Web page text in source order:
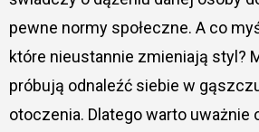
pewne normy społeczne. A co
które nieustannie zmieniają styl?
próbują odnaleźć siebie w
otoczenia. Dlatego warto uważnie